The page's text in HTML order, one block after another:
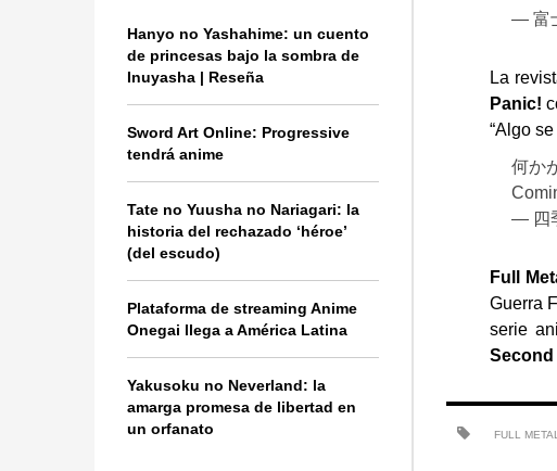
— 富
La
Panic!
“Algo
何か
— 四
Full
Guerra
serie
Second
FULL
Hanyo no Yashahime: un cuento
de princesas bajo la sombra de
Inuyasha | Reseña
Sword Art Online: Progressive
tendrá anime
Tate no Yuusha no Nariagari: la
historia del rechazado ‘héroe’
(del escudo)
Plataforma de streaming Anime
Onegai llega a América Latina
Yakusoku no Neverland: la
amarga promesa de libertad en
un orfanato